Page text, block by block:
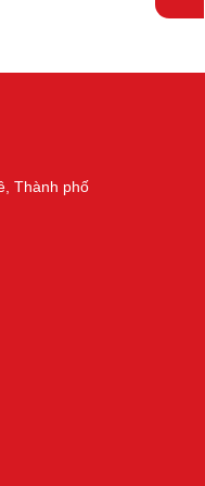
Thành phố